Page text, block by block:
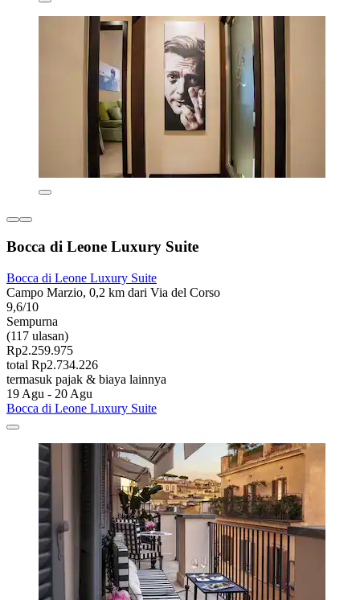
Bocca di Leone Luxury Suite
Bocca di Leone Luxury Suite
Campo Marzio, 0,2 km dari Via del Corso
9,6/10
Sempurna
(117 ulasan)
Rp2.259.975
total Rp2.734.226
termasuk pajak & biaya lainnya
19 Agu - 20 Agu
Bocca di Leone Luxury Suite